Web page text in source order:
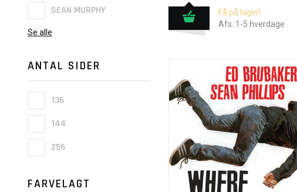
SEAN MURPHY
Se alle
ANTAL SIDER
136
144
256
FARVELAGT
Få på lager!
Afs.:1-5 hverdage